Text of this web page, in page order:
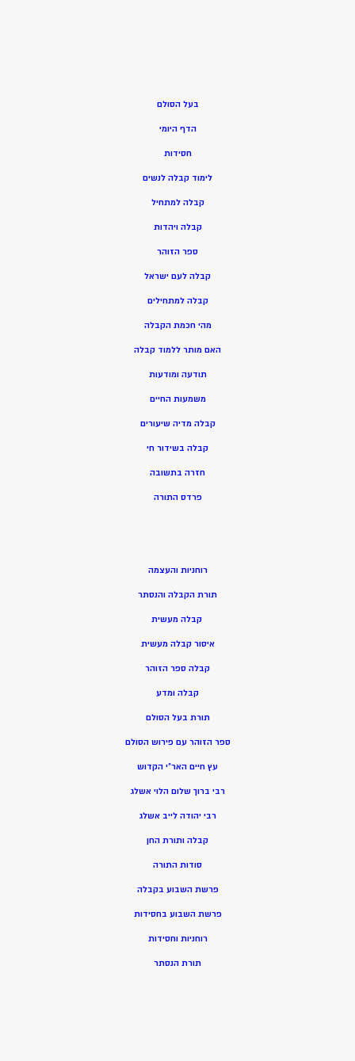
בעל הסולם
הדף היומי
חסידות
לימוד קבלה לנשים
קבלה למתחיל
קבלה ויהדות
ספר הזוהר
קבלה לעם ישראל
קבלה למתחילים
מהי חכמת הקבלה
האם מותר ללמוד קבלה
תודעה ומודעות
משמעות החיים
קבלה מדיה שיעורים
קבלה בשידור חי
חזרה בתשובה
פרדס התורה
רוחניות והעצמה
תורת הקבלה והנסתר
קבלה מעשית
איסור קבלה מעשית
קבלה ספר הזוהר
קבלה ומדע
תורת בעל הסולם
ספר הזוהר עם פירוש הסולם
עץ חיים האר”י הקדוש
רבי ברוך שלום הלוי אשלג
רבי יהודה לייב אשלג
קבלה ותורת החן
סודות התורה
פרשת השבוע בקבלה
פרשת השבוע בחסידות
רוחניות וחסידות
תורת הנסתר